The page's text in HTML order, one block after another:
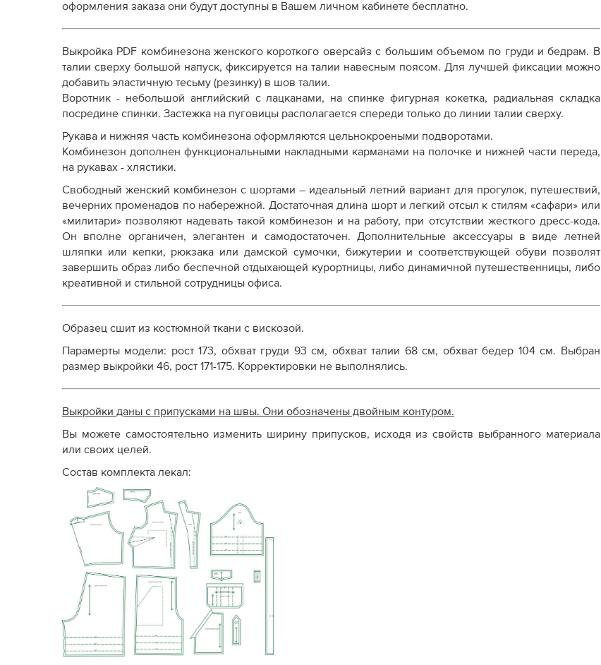
оформления заказа они будут доступны в Вашем личном кабинете бесплатно.
Выкройка PDF комбинезона женского короткого оверсайз с большим объемом по груди и бедрам. В
талии сверху большой напуск, фиксируется на талии навесным поясом. Для лучшей фиксации можно
добавить эластичную тесьму (резинку) в шов талии.
Воротник - небольшой английский с лацканами, на спинке фигурная кокетка, радиальная складка
посредине спинки. Застежка на пуговицы располагается спереди только до линии талии сверху.
Рукава и нижняя часть комбинезона оформляются цельнокроеными подворотами.
Комбинезон дополнен функциональными накладными карманами на полочке и нижней части переда,
на рукавах - хлястики.
Свободный женский комбинезон с шортами – идеальный летний вариант для прогулок, путешествий,
вечерних променадов по набережной. Достаточная длина шорт и легкий отсыл к стилям «сафари» или
«милитари» позволяют надевать такой комбинезон и на работу, при отсутствии жесткого дресс-кода.
Он вполне органичен, элегантен и самодостаточен. Дополнительные аксессуары в виде летней
шляпки или кепки, рюкзака или дамской сумочки, бижутерии и соответствующей обуви позволят
завершить образ либо беспечной отдыхающей курортницы, либо динамичной путешественницы, либо
креативной и стильной сотрудницы офиса.
Образец сшит из костюмной ткани с вискозой.
Парамерты модели: рост 173, обхват груди 93 см, обхват талии 68 см, обхват бедер 104 см. Выбран
размер выкройки 46, рост 171-175. Корректировки не выполнялись.
Выкройки даны с припусками на швы. Они обозначены двойным контуром.
Вы можете самостоятельно изменить ширину припусков, исходя из свойств выбранного материала
или своих целей.
Состав комплекта лекал: